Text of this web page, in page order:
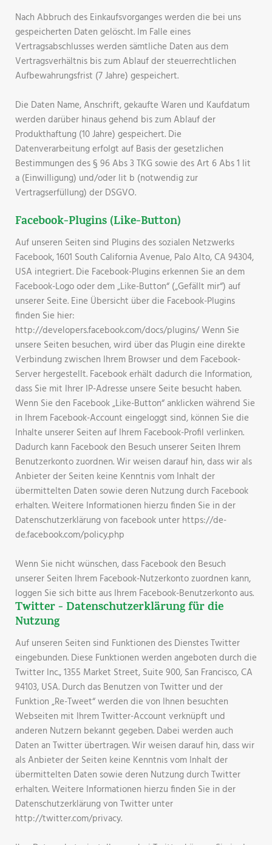
Nach Abbruch des Einkaufsvorganges werden die bei uns
gespeicherten Daten gelöscht. Im Falle eines
Vertragsabschlusses werden sämtliche Daten aus dem
Vertragsverhältnis bis zum Ablauf der steuerrechtlichen
Aufbewahrungsfrist (7 Jahre) gespeichert.
Die Daten Name, Anschrift, gekaufte Waren und Kaufdatum
werden darüber hinaus gehend bis zum Ablauf der
Produkthaftung (10 Jahre) gespeichert. Die
Datenverarbeitung erfolgt auf Basis der gesetzlichen
Bestimmungen des § 96 Abs 3 TKG sowie des Art 6 Abs 1 lit
a (Einwilligung) und/oder lit b (notwendig zur
Vertragserfüllung) der DSGVO.
Facebook-Plugins (Like-Button)
Auf unseren Seiten sind Plugins des sozialen Netzwerks
Facebook, 1601 South California Avenue, Palo Alto, CA 94304,
USA integriert. Die Facebook-Plugins erkennen Sie an dem
Facebook-Logo oder dem „Like-Button“ („Gefällt mir“) auf
unserer Seite. Eine Übersicht über die Facebook-Plugins
finden Sie hier:
http://developers.facebook.com/docs/plugins/ Wenn Sie
unsere Seiten besuchen, wird über das Plugin eine direkte
Verbindung zwischen Ihrem Browser und dem Facebook-
Server hergestellt. Facebook erhält dadurch die Information,
dass Sie mit Ihrer IP-Adresse unsere Seite besucht haben.
Wenn Sie den Facebook „Like-Button“ anklicken während Sie
in Ihrem Facebook-Account eingeloggt sind, können Sie die
Inhalte unserer Seiten auf Ihrem Facebook-Profil verlinken.
Dadurch kann Facebook den Besuch unserer Seiten Ihrem
Benutzerkonto zuordnen. Wir weisen darauf hin, dass wir als
Anbieter der Seiten keine Kenntnis vom Inhalt der
übermittelten Daten sowie deren Nutzung durch Facebook
erhalten. Weitere Informationen hierzu finden Sie in der
Datenschutzerklärung von facebook unter https://de-
de.facebook.com/policy.php
Wenn Sie nicht wünschen, dass Facebook den Besuch
unserer Seiten Ihrem Facebook-Nutzerkonto zuordnen kann,
loggen Sie sich bitte aus Ihrem Facebook-Benutzerkonto aus.
Twitter - Datenschutzerklärung für die
Nutzung
Auf unseren Seiten sind Funktionen des Dienstes Twitter
eingebunden. Diese Funktionen werden angeboten durch die
Twitter Inc., 1355 Market Street, Suite 900, San Francisco, CA
94103, USA. Durch das Benutzen von Twitter und der
Funktion „Re-Tweet“ werden die von Ihnen besuchten
Webseiten mit Ihrem Twitter-Account verknüpft und
anderen Nutzern bekannt gegeben. Dabei werden auch
Daten an Twitter übertragen. Wir weisen darauf hin, dass wir
als Anbieter der Seiten keine Kenntnis vom Inhalt der
übermittelten Daten sowie deren Nutzung durch Twitter
erhalten. Weitere Informationen hierzu finden Sie in der
Datenschutzerklärung von Twitter unter
http://twitter.com/privacy.